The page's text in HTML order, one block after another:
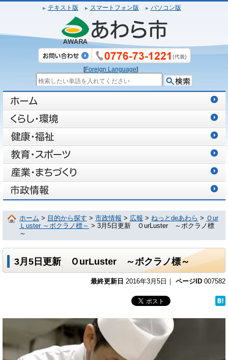
テキスト版 スマートフォン版 パソコン版
[Foreign Language]
ホーム > 目的から探す > 市政情報 > 広報 > ねっとdeあわら > Ｏur
Ｌuster ～ボクラノ標～ > 3月5日更新 ＯurLuster ～ボクラノ標
～
3月5日更新 ＯurLuster ～ボクラノ標～
最終更新日 2016年3月5日｜ ページID 007582